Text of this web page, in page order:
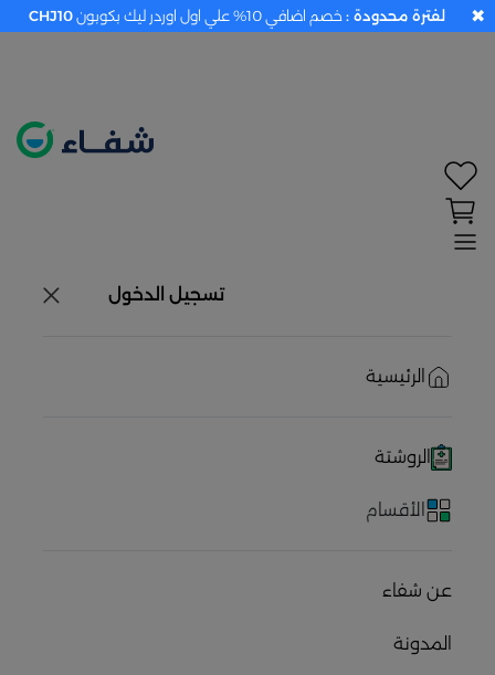
تسجيل الدخول
الرئيسية
الروشتة
الأقسام
عن شفاء
المدونة
لفترة محدودة : خصم اضافي 10% علي اول اوردر ليك بكوبون CHJ10 ✖